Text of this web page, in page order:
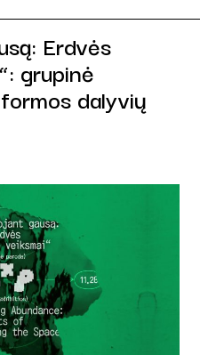
Erdvės
grupinė
dalyvių